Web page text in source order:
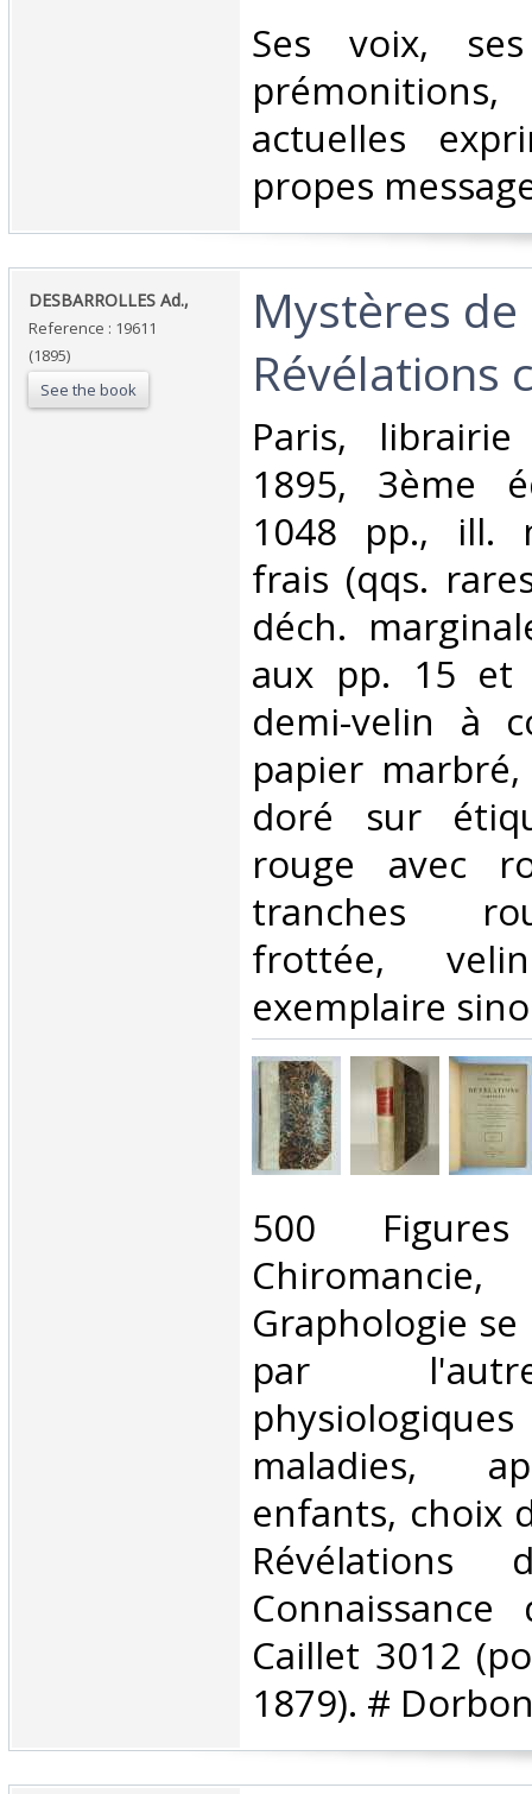
‎Ses voix,
actuelles
propes
‎DESBARROLLES Ad.,‎
Reference : 19611
(1895)
See the book
‎Mystères
Révélations
‎Paris,
1895, 3ème
1048 pp., ill.
frais (qqs.
déch.
aux pp. 15 et
demi-velin à
papier
doré sur
rouge avec
tranches
frottée,
exemplaire
‎500 Figures
Graphologie
par
maladies,
enfants, choix
Caillet 3012
1879). #